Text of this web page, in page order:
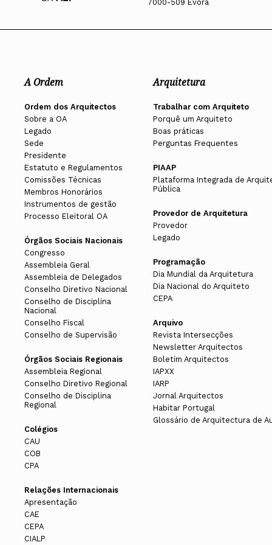
7000-509 Évora
A Ordem
Ordem dos Arquitectos
Sobre a OA
Legado
Sede
Presidente
Estatuto e Regulamentos
Comissões Técnicas
Membros Honorários
Instrumentos de gestão
Processo Eleitoral OA
Órgãos Sociais Nacionais
Congresso
Assembleia Geral
Assembleia de Delegados
Conselho Diretivo Nacional
Conselho de Disciplina
Nacional
Conselho Fiscal
Conselho de Supervisão
Órgãos Sociais Regionais
Assembleia Regional
Conselho Diretivo Regional
Conselho de Disciplina
Regional
Colégios
CAU
COB
CPA
Relações Internacionais
Apresentação
CAE
CEPA
CIALP
Arquitetura
Trabalhar com Arquiteto
Porquê um Arquiteto
Boas práticas
Perguntas Frequentes
PIAAP
Plataforma Integrada de
Pública
Provedor de Arquitetura
Provedor
Legado
Programação
Dia Mundial da Arquitetura
Dia Nacional do Arquiteto
CEPA
Arquivo
Revista Intersecções
Newsletter Arquitectos
Boletim Arquitectos
IAPXX
IARP
Jornal Arquitectos
Habitar Portugal
Glossário de Arquitectura de